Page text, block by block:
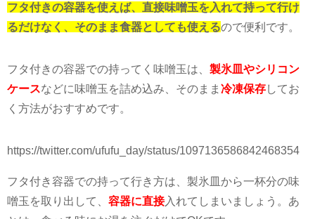
フタ付きの容器を使えば、直接味噌玉を入れて持って行け
るだけなく、そのまま食器としても使えるので便利です。
フタ付きの容器での持ってく味噌玉は、 製氷皿やシリコン
ケースなどに味噌玉を詰め込み、そのまま 冷凍保存してお
く方法がおすすめです。
https://twitter.com/ufufu_day/status/1097136586842468354
フタ付き容器での持って行き方は、製氷皿から一杯分の味
噌玉を取り出して、 容器に直接入れてしまいましょう。あ